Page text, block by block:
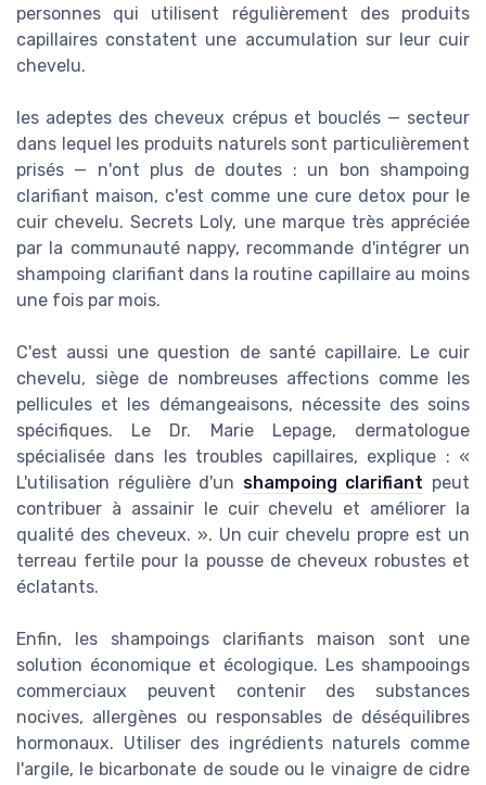
personnes qui utilisent régulièrement des produits
capillaires constatent une accumulation sur leur cuir
chevelu.
les adeptes des cheveux crépus et bouclés — secteur
dans lequel les produits naturels sont particulièrement
prisés — n'ont plus de doutes : un bon shampoing
clarifiant maison, c'est comme une cure detox pour le
cuir chevelu. Secrets Loly, une marque très appréciée
par la communauté nappy, recommande d'intégrer un
shampoing clarifiant dans la routine capillaire au moins
une fois par mois.
C'est aussi une question de santé capillaire. Le cuir
chevelu, siège de nombreuses affections comme les
pellicules et les démangeaisons, nécessite des soins
spécifiques. Le Dr. Marie Lepage, dermatologue
spécialisée dans les troubles capillaires, explique : «
L'utilisation régulière d'un shampoing clarifiant peut
contribuer à assainir le cuir chevelu et améliorer la
qualité des cheveux. ». Un cuir chevelu propre est un
terreau fertile pour la pousse de cheveux robustes et
éclatants.
Enfin, les shampoings clarifiants maison sont une
solution économique et écologique. Les shampooings
commerciaux peuvent contenir des substances
nocives, allergènes ou responsables de déséquilibres
hormonaux. Utiliser des ingrédients naturels comme
l'argile, le bicarbonate de soude ou le vinaigre de cidre